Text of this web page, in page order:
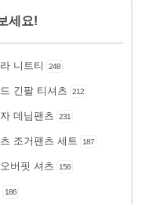
세요!
니트티 248
긴팔 티셔츠 212
데님팬츠 231
조거팬츠 세트 187
버핏 셔츠 156
186